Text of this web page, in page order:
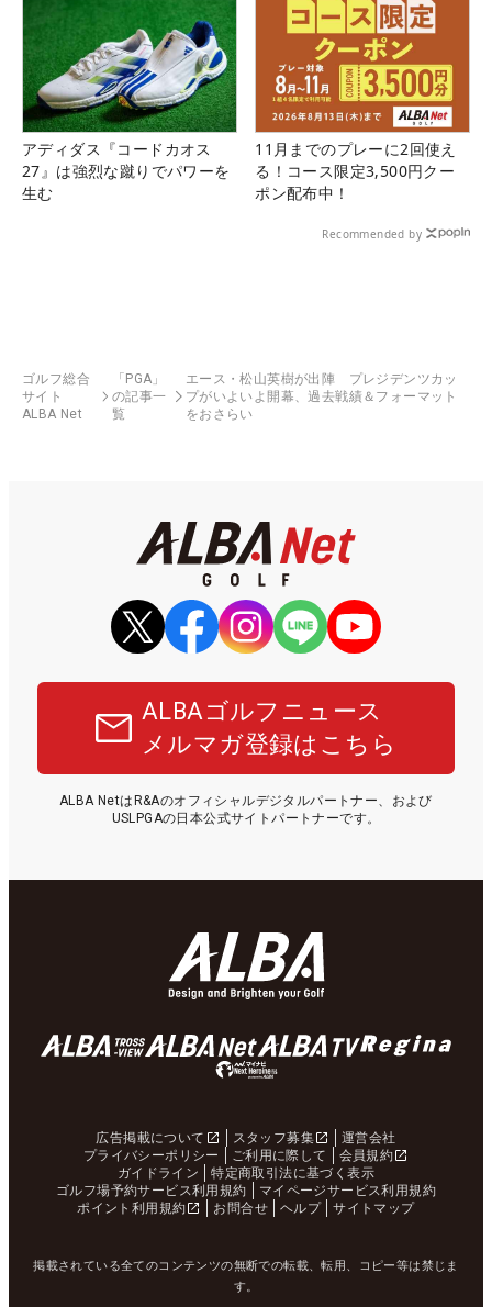
アディダス『コードカオス
27』は強烈な蹴りでパワーを
生む
11月までのプレーに2回使え
る！コース限定3,500円クー
ポン配布中！
Recommended by
ゴルフ総合
サイト
ALBA Net
「PGA」
の記事一
覧
エース・松山英樹が出陣 プレジデンツカッ
プがいよいよ開幕、過去戦績＆フォーマット
をおさらい
ALBAゴルフニュース
メルマガ登録はこちら
ALBA NetはR&Aのオフィシャルデジタルパートナー、および
USLPGAの日本公式サイトパートナーです。
広告掲載について スタッフ募集
運営会社
プライバシーポリシー
ご利用に際して
会員規約
ガイドライン
特定商取引法に基づく表示
ゴルフ場予約サービス利用規約
マイページサービス利用規約
ポイント利用規約
お問合せ ヘルプ サイトマップ
掲載されている全てのコンテンツの無断での転載、転用、コピー等は禁じま
す。